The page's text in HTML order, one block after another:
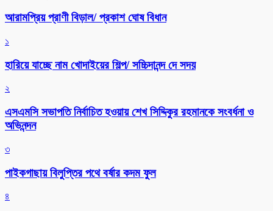
আরামপ্রিয় প্রাণী বিড়াল/ প্রকাশ ঘোষ বিধান
১
হারিয়ে যাচ্ছে নাম খোদাইয়ের শিল্প/ সচ্চিদানন্দ দে সদয়
২
এসএমসি সভাপতি নির্বাচিত হওয়ায় শেখ সিদ্দিকুর রহমানকে সংবর্ধনা ও
অভিনন্দন
৩
পাইকগাছায় বিলুপ্তির পথে বর্ষার কদম ফুল
৪